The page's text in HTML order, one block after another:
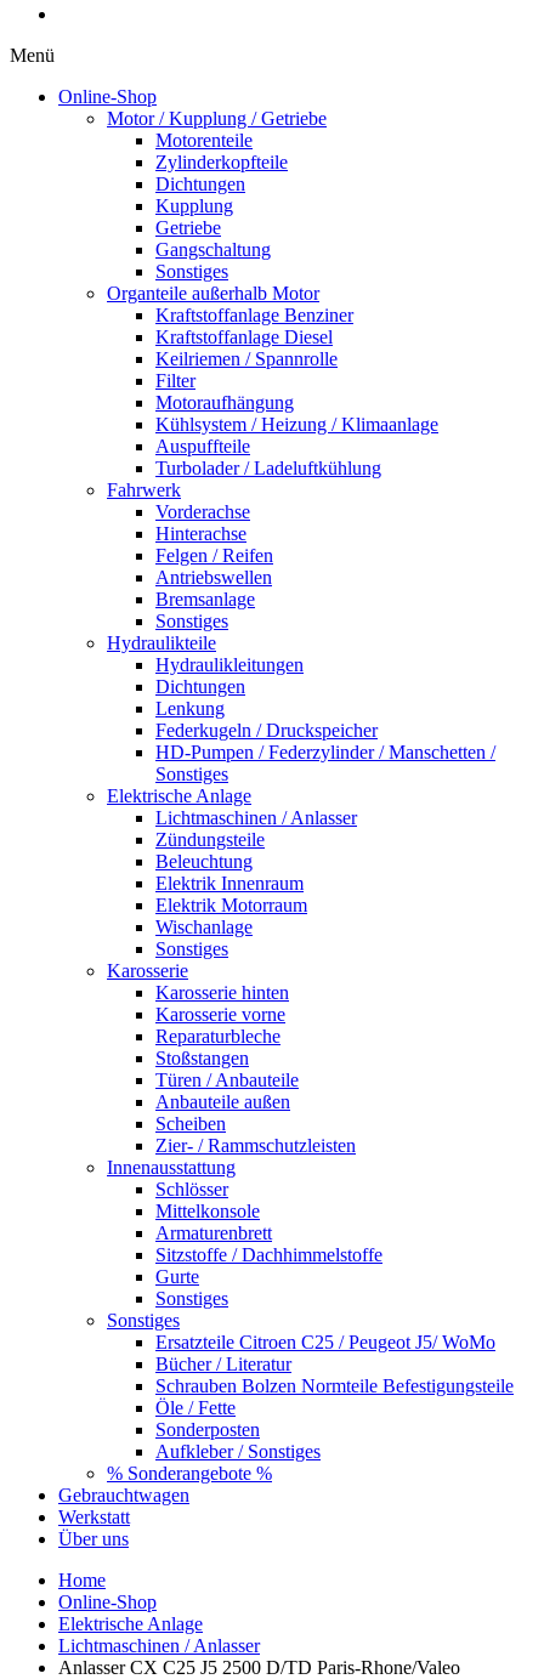
Menü
Online-Shop
Motor / Kupplung / Getriebe
Motorenteile
Zylinderkopfteile
Dichtungen
Kupplung
Getriebe
Gangschaltung
Sonstiges
Organteile außerhalb Motor
Kraftstoffanlage Benziner
Kraftstoffanlage Diesel
Keilriemen / Spannrolle
Filter
Motoraufhängung
Kühlsystem / Heizung / Klimaanlage
Auspuffteile
Turbolader / Ladeluftkühlung
Fahrwerk
Vorderachse
Hinterachse
Felgen / Reifen
Antriebswellen
Bremsanlage
Sonstiges
Hydraulikteile
Hydraulikleitungen
Dichtungen
Lenkung
Federkugeln / Druckspeicher
HD-Pumpen / Federzylinder / Manschetten /
Sonstiges
Elektrische Anlage
Lichtmaschinen / Anlasser
Zündungsteile
Beleuchtung
Elektrik Innenraum
Elektrik Motorraum
Wischanlage
Sonstiges
Karosserie
Karosserie hinten
Karosserie vorne
Reparaturbleche
Stoßstangen
Türen / Anbauteile
Anbauteile außen
Scheiben
Zier- / Rammschutzleisten
Innenausstattung
Schlösser
Mittelkonsole
Armaturenbrett
Sitzstoffe / Dachhimmelstoffe
Gurte
Sonstiges
Sonstiges
Ersatzteile Citroen C25 / Peugeot J5/ WoMo
Bücher / Literatur
Schrauben Bolzen Normteile Befestigungsteile
Öle / Fette
Sonderposten
Aufkleber / Sonstiges
% Sonderangebote %
Gebrauchtwagen
Werkstatt
Über uns
Home
Online-Shop
Elektrische Anlage
Lichtmaschinen / Anlasser
Anlasser CX C25 J5 2500 D/TD Paris-Rhone/Valeo